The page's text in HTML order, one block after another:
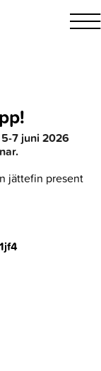
7 juni 2026
jättefin present